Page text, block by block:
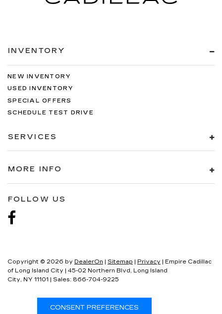
INVENTORY
NEW INVENTORY
USED INVENTORY
SPECIAL OFFERS
SCHEDULE TEST DRIVE
SERVICES
MORE INFO
FOLLOW US
Copyright © 2026 by DealerOn | Sitemap | Privacy | Empire Cadillac
of Long Island City | 45-02 Northern Blvd, Long Island
City, NY 11101 | Sales: 866-704-9225
CONSENT PREFERENCES